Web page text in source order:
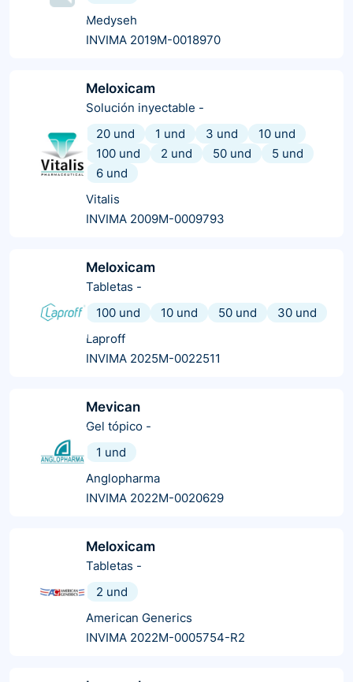
Medyseh
INVIMA 2019M-0018970
Meloxicam
Solución inyectable -
20 und
1 und 3 und
10 und
100 und
2 und 50 und
5 und
6 und
Vitalis
INVIMA 2009M-0009793
Meloxicam
Tabletas -
100 und
10 und 50 und
30 und
Laproff
INVIMA 2025M-0022511
Mevican
Gel tópico -
1 und
Anglopharma
INVIMA 2022M-0020629
Meloxicam
Tabletas -
2 und
American Generics
INVIMA 2022M-0005754-R2